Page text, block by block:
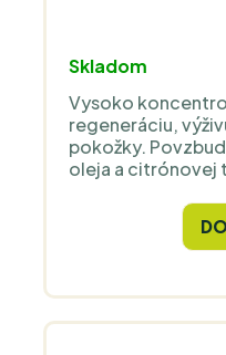
Skladom
Vysoko
regeneráciu,
pokožky.
oleja a citrónovej
alebo inej
úplne